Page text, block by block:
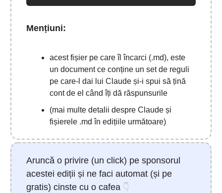
Mențiuni:
acest fișier pe care îl încarci (.md), este
un document ce conține un set de reguli
pe care-l dai lui Claude și-i spui să țină
cont de el când îți dă răspunsurile
(mai multe detalii despre Claude și
fișierele .md în edițiile următoare)
Aruncă o privire (un click) pe sponsorul
acestei ediții și ne faci automat (și pe
gratis) cinste cu o cafea 👇